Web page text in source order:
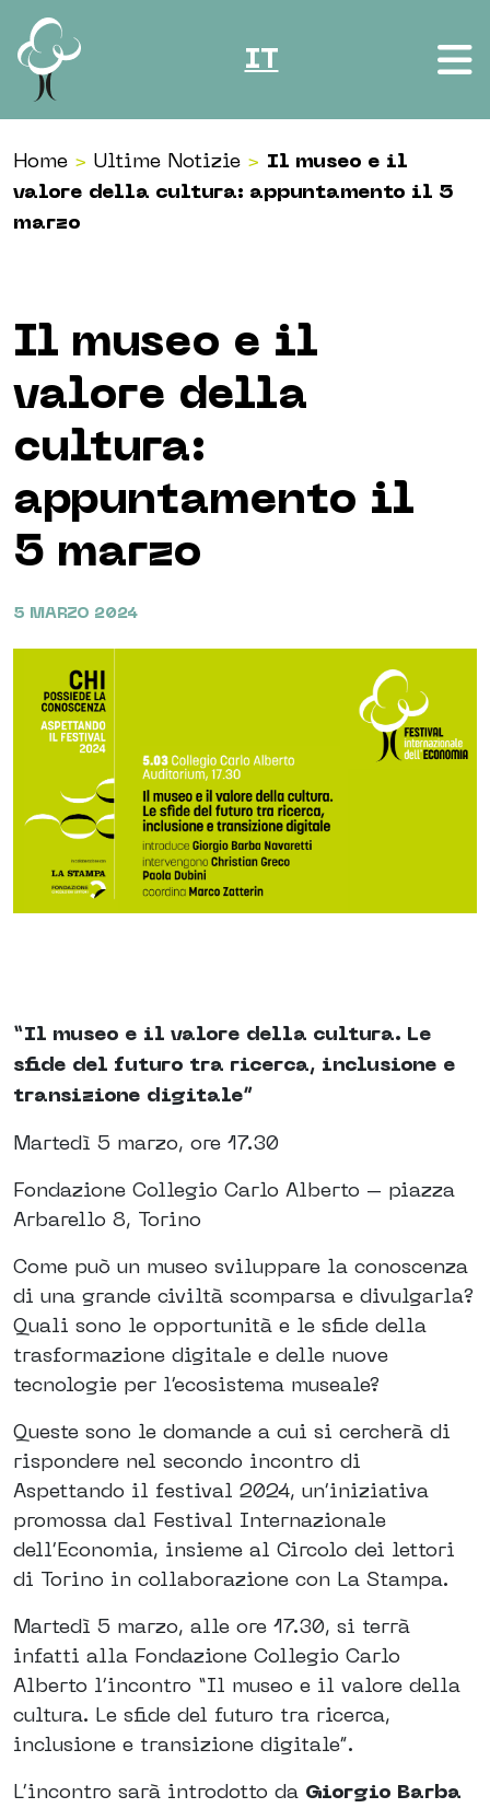
Vai al contenuto
IT
Home > Ultime Notizie > Il museo e il
valore della cultura: appuntamento il 5
marzo
Il museo e il
valore della
cultura:
appuntamento il
5 marzo
5 MARZO 2024
“Il museo e il valore della cultura. Le
sfide del futuro tra ricerca, inclusione e
transizione digitale”
Martedì 5 marzo, ore 17.30
Fondazione Collegio Carlo Alberto – piazza
Arbarello 8, Torino
Come può un museo sviluppare la conoscenza
di una grande civiltà scomparsa e divulgarla?
Quali sono le opportunità e le sfide della
trasformazione digitale e delle nuove
tecnologie per l’ecosistema museale?
Queste sono le domande a cui si cercherà di
rispondere nel secondo incontro di
Aspettando il festival 2024, un’iniziativa
promossa dal Festival Internazionale
dell’Economia, insieme al Circolo dei lettori
di Torino in collaborazione con La Stampa.
Martedì 5 marzo, alle ore 17.30, si terrà
infatti alla Fondazione Collegio Carlo
Alberto l’incontro “Il museo e il valore della
cultura. Le sfide del futuro tra ricerca,
inclusione e transizione digitale”.
L’incontro sarà introdotto da Giorgio Barba